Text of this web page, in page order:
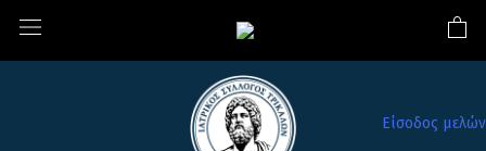
Είσοδος μελών